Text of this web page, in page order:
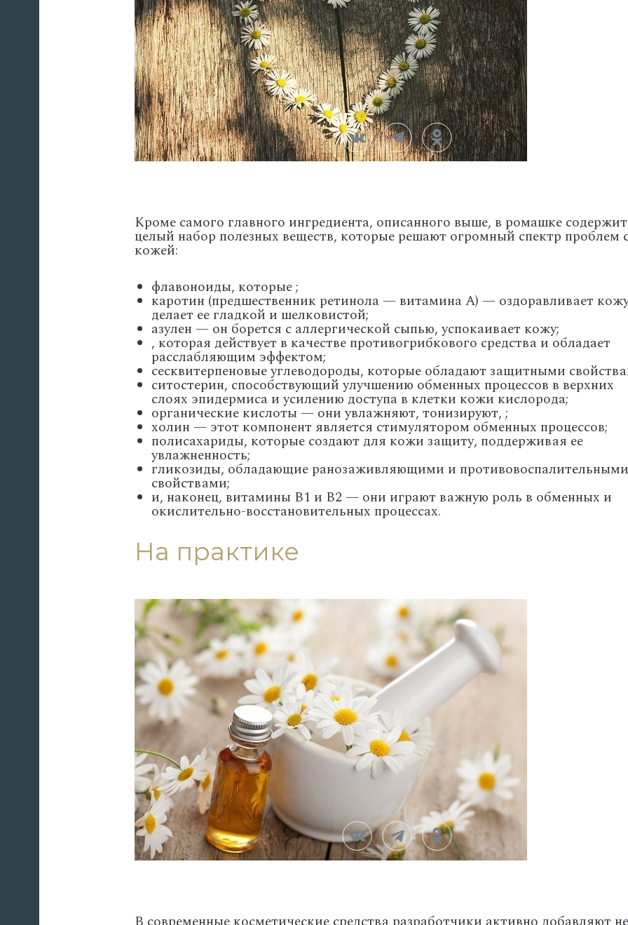
Кроме самого главного ингредиента, описанного выше, в ромашке
целый набор полезных веществ, которые решают огромный спектр проблем
кожей:
флавоноиды, которые ;
каротин (предшественник ретинола — витамина А) — оздоравливает
делает ее гладкой и шелковистой;
азулен — он борется с аллергической сыпью, успокаивает кожу;
, которая действует в качестве противогрибкового средства и обладает
расслабляющим эффектом;
сесквитерпеновые углеводороды, которые обладают защитными
ситостерин, способствующий улучшению обменных процессов в верхних
слоях эпидермиса и усилению доступа в клетки кожи кислорода;
органические кислоты — они увлажняют, тонизируют, ;
холин — этот компонент является стимулятором обменных процессов;
полисахариды, которые создают для кожи защиту, поддерживая ее
увлажненность;
гликозиды, обладающие ранозаживляющими и противовоспалительными
свойствами;
и, наконец, витамины В1 и В2 — они играют важную роль в обменных и
окислительно-восстановительных процессах.
На практике